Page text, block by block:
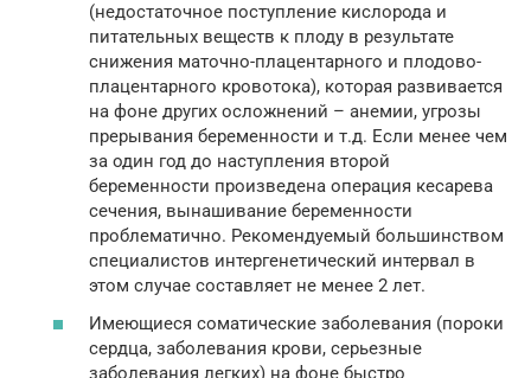
(недостаточное поступление кислорода и
питательных веществ к плоду в результате
снижения маточно-плацентарного и плодово-
плацентарного кровотока), которая развивается
на фоне других осложнений – анемии, угрозы
прерывания беременности и т.д. Если менее чем
за один год до наступления второй
беременности произведена операция кесарева
сечения, вынашивание беременности
проблематично. Рекомендуемый большинством
специалистов интергенетический интервал в
этом случае составляет не менее 2 лет.
Имеющиеся соматические заболевания (пороки
сердца, заболевания крови, серьезные
заболевания легких) на фоне быстро